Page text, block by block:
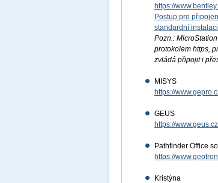
https://
Postup pro
standardní
Pozn.:
protokolem https,
zvládá připojit i
MISYS
https://
GEUS
https://
Pathfinder Office
https://
Kristýna